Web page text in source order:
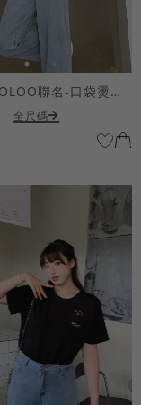
HOOLOOLOO聯名-口袋燙金KUKU熊短袖上衣
全尺碼